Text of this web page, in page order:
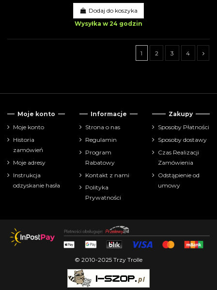
Dodaj do koszyka
Wysyłka w 24 godzin
1 2 3 4
Cena
zł
bitewniaki
Wydanie:
Moje konto
Moje konto
Historia
zamówień
Moje adresy
Instrukcja
odzyskanie hasła
Informacje
Strona o nas
Regulamin
Program
Rabatowy
Kontakt z nami
Polityka
Prywatności
Zakupy
Sposoby Płatności
Sposoby dostawy
Czas Realizacji
Zamówienia
Odstąpienie od
umowy
© 2010-2025 Trzy Trolle